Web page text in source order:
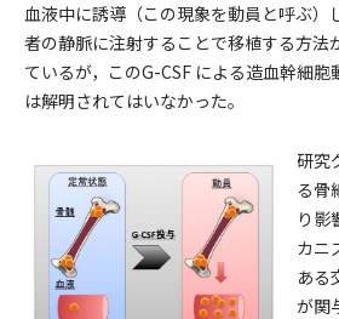
血液中に誘導（この現象を動員と呼ぶ）
者の静脈に注射することで移植する方法
ているが，このG-CSF による造血幹細
は解明されてはいなかった。
研究
る骨
り影
カニ
ある
が関